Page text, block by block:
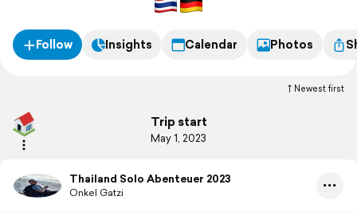
Follow Insights Calendar Photos
Newest first
Trip start
May 1, 2023
Thailand Solo Abenteuer 2023
Onkel Gatzi